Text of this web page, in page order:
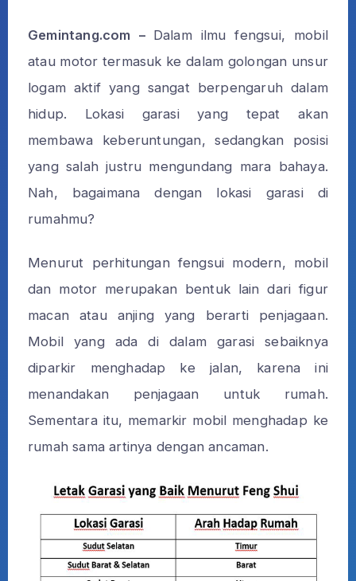
Gemintang.com – Dalam ilmu fengsui, mobil
atau motor termasuk ke dalam golongan unsur
logam aktif yang sangat berpengaruh dalam
hidup. Lokasi garasi yang tepat akan
membawa keberuntungan, sedangkan posisi
yang salah justru mengundang mara bahaya.
Nah, bagaimana dengan lokasi garasi di
rumahmu?
Menurut perhitungan fengsui modern, mobil
dan motor merupakan bentuk lain dari figur
macan atau anjing yang berarti penjagaan.
Mobil yang ada di dalam garasi sebaiknya
diparkir menghadap ke jalan, karena ini
menandakan penjagaan untuk rumah.
Sementara itu, memarkir mobil menghadap ke
rumah sama artinya dengan ancaman.